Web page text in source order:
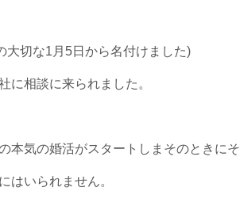
大切な1月5日から名付けました)
に相談に来られました。
本気の婚活がスタートしまそのときにそ
はいられません。